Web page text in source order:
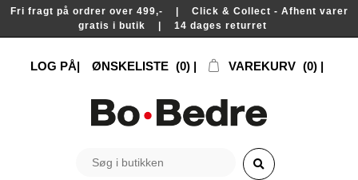
Fri fragt på ordrer over 499,- | Click & Collect - Afhent varer
gratis i butik | 14 dages returret
LOG PÅ ØNSKELISTE (0) VAREKURV (0)